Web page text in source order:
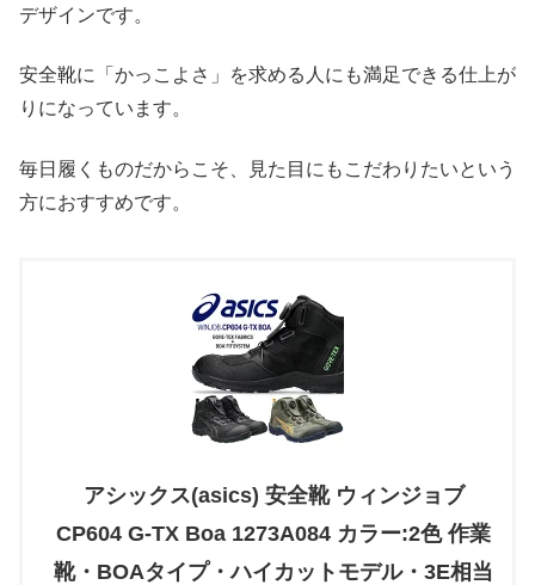
デザインです。
安全靴に「かっこよさ」を求める人にも満足できる仕上が
りになっています。
毎日履くものだからこそ、見た目にもこだわりたいという
方におすすめです。
アシックス(asics) 安全靴 ウィンジョブ
CP604 G-TX Boa 1273A084 カラー:2色 作業
靴・BOAタイプ・ハイカットモデル・3E相当